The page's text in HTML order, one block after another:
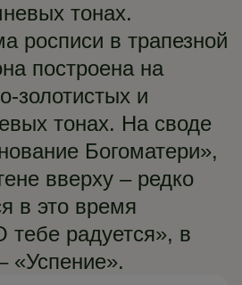
тонах.
росписи в трапезной
построена на
золотистых и
тонах. На своде
Богоматери»,
вверху – редко
в это время
тебе радуется», в
«Успение».